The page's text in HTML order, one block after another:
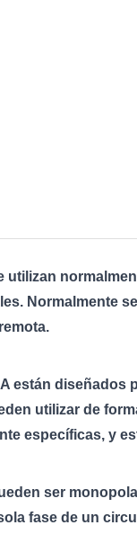
utilizan
Normalmente
están
utilizar de
específicas, y
ser
fase de un